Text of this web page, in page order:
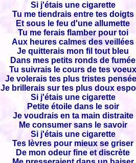
Si j'étais une cigarette
Tu me tiendrais entre tes doigts
Et sous le feu d'une allumette
Tu me ferais flamber pour toi
Aux heures calmes des veillées
Je quitterais mon fil tout bleu
Dans mes petits ronds de fumée
Tu suivrais le cours de tes
Je volerais tes plus tristes
Je brillerais sur tes plus doux
Si j'étais une cigarette
Petite étoile dans le soir
Je voudrais en ta main distraite
Me consumer sans le savoir
Si j'étais une cigarette
Tes lèvres pour mieux se griser
De mon odeur fine et discrète